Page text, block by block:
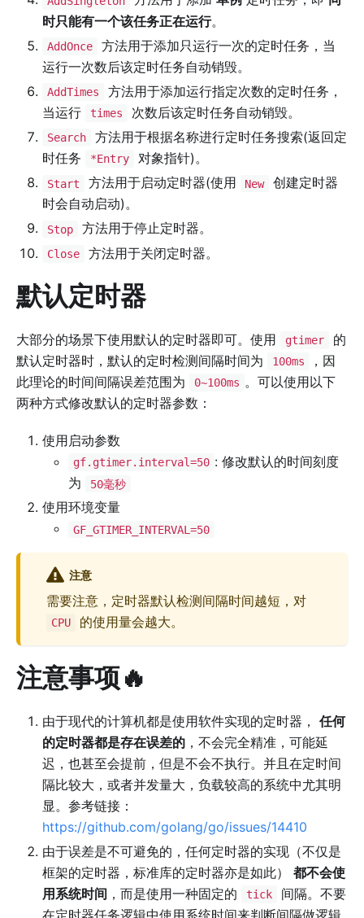
时只能有一个该任务正在运行。
AddOnce
方法用于添加只运行一次的定时任务，当
运行一次数后该定时任务自动销毁。
AddTimes
方法用于添加运行指定次数的定时任务，
当运行
times 次数后该定时任务自动销毁。
Search
方法用于根据名称进行定时任务搜索(返回定
时任务
*Entry 对象指针)。
Start 方法用于启动定时器(使用 New
创建定时器
时会自动启动)。
Stop 方法用于停止定时器。
Close 方法用于关闭定时器。
默认定时器
大部分的场景下使用默认的定时器即可。使用 gtimer
的
默认定时器时，默认的定时检测间隔时间为
100ms
，因
此理论的时间间隔误差范围为
0~100ms 。可以使用以下
两种方式修改默认的定时器参数：
使用启动参数
gf.gtimer.interval=50 : 修改默认的时间刻度
为
50毫秒
使用环境变量
GF_GTIMER_INTERVAL=50
注意
需要注意，定时器默认检测间隔时间越短，对
CPU 的使用量会越大。
注意事项🔥
由于现代的计算机都是使用软件实现的定时器， 任何
的定时器都是存在误差的 ，不会完全精准，可能延
迟，也甚至会提前，但是不会不执行。并且在定时间
隔比较大，或者并发量大，负载较高的系统中尤其明
显。参考链接：
https://github.com/golang/go/issues/14410
由于误差是不可避免的，任何定时器的实现（不仅是
框架的定时器，标准库的定时器亦是如此） 都不会使
用系统时间 ，而是使用一种固定的 tick
间隔。不要